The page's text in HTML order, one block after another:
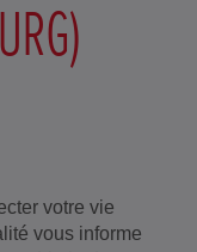
votre vie
vous informe